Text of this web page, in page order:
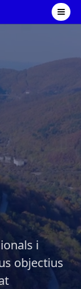
i
objectius